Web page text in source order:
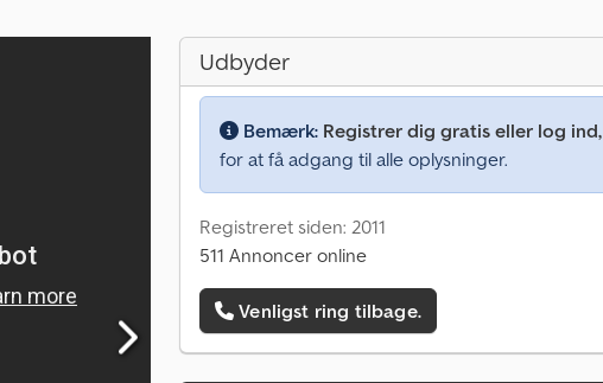
Udbyder
Bemærk: Registrer dig gratis eller log ind,
for at få adgang til alle oplysninger.
Registreret siden: 2011
511 Annoncer online
Venligst ring tilbage.